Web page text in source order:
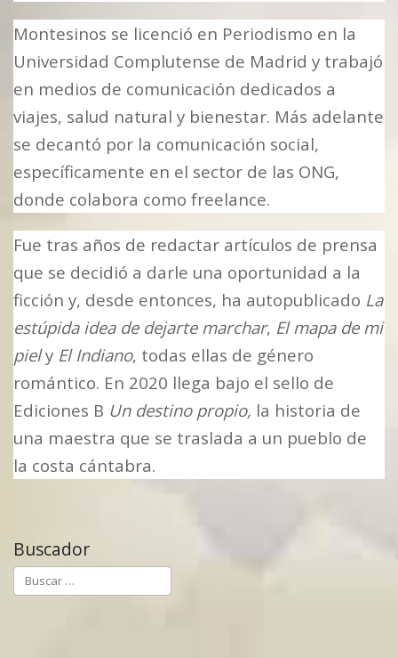
Montesinos se licenció en Periodismo en la
Universidad Complutense de Madrid y trabajó
en medios de comunicación dedicados a
viajes, salud natural y bienestar. Más adelante
se decantó por la comunicación social,
específicamente en el sector de las ONG,
donde colabora como freelance.
Fue tras años de redactar artículos de prensa
que se decidió a darle una oportunidad a la
ficción y, desde entonces, ha autopublicado La
estúpida idea de dejarte marchar, El mapa de mi
piely El Indiano, todas ellas de género
romántico. En 2020 llega bajo el sello de
Ediciones B Un destino propio, la historia de
una maestra que se traslada a un pueblo de
la costa cántabra.
Buscador